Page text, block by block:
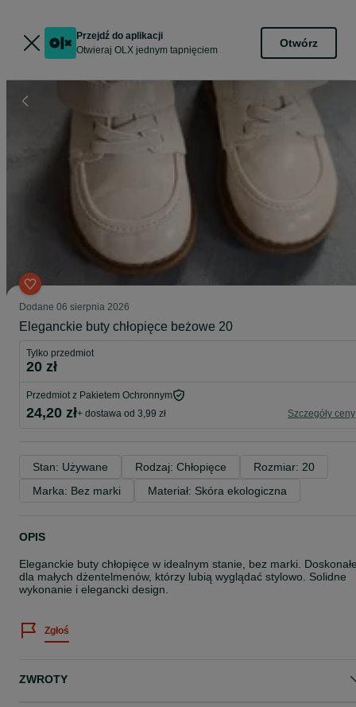
Przejdź do aplikacji
Otwieraj OLX jednym tapnięciem
Otwórz
Dodane 06 sierpnia 2026
Eleganckie buty chłopięce beżowe 20
Tylko przedmiot
20 zł
Przedmiot z Pakietem Ochronnym
24,20 zł+ dostawa od 3,99 zł Szczegóły ceny
Stan: Używane Rodzaj: Chłopięce
Rozmiar: 20
Marka: Bez marki
Materiał: Skóra ekologiczna
OPIS
Eleganckie buty chłopięce w idealnym stanie, bez marki.
dla małych dżentelmenów, którzy lubią wyglądać stylowo. Solidne
wykonanie i elegancki design.
Zgłoś
ZWROTY